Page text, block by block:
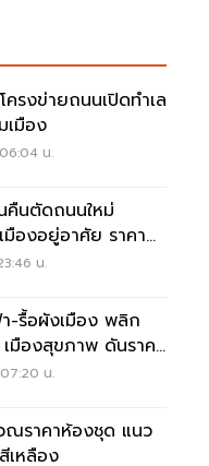
รงข่ายถนนเปิดทำเล
เมือง
น.
คืนตัดถนนใหม่
องอยู่อาศัย ราคา
น.
-รื้อผังเมือง พลิก
มืองสุขภาพ ดันราคา
น.
ณราคาห้องชุด แนว
เหลือง